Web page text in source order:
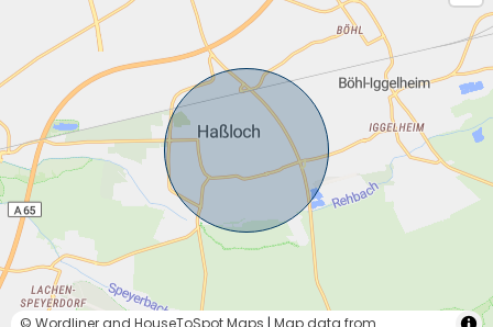
© Wordliner and HouseToSpot Maps | Map data from